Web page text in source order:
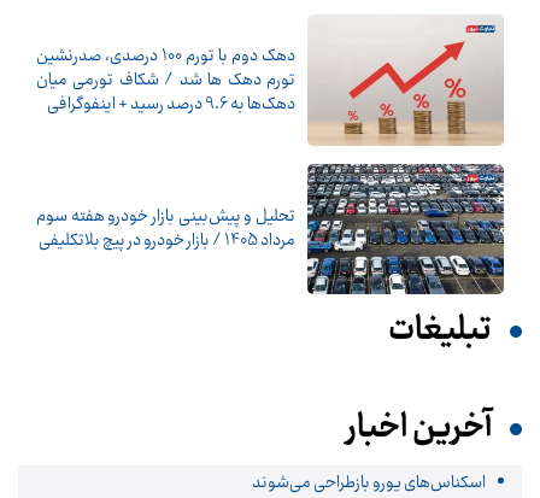
دهک دوم با تورم 100 درصدی، صدرنشین
تورم دهک ها شد / شکاف تورمی میان
دهک‌ها به 9.6 درصد رسید + اینفوگرافی
تحلیل و پیش‌بینی بازار خودرو هفته سوم
مرداد 1405 / بازار خودرو در پیچ بلاتکلیفی
تبلیغات
آخرین اخبار
اسکناس‌های یورو بازطراحی می‌شوند